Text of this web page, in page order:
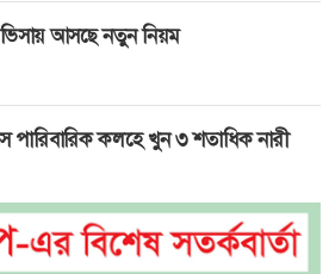
ভিসায় আসছে নতুন নিয়ম
পারিবারিক কলহে খুন ৩ শতাধিক নারী